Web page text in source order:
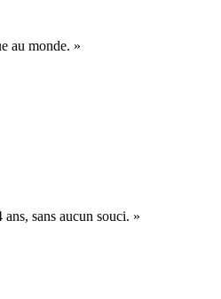
au monde. »
sans aucun souci. »